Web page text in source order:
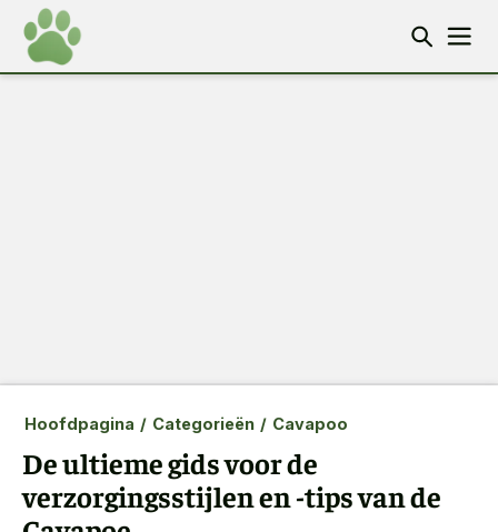
Hoofdpagina / Categorieën / Cavapoo
De ultieme gids voor de
verzorgingsstijlen en -tips van de